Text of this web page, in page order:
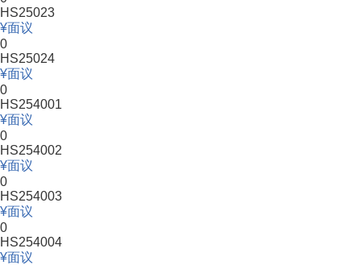
HS25023
面议
0
HS25024
面议
0
HS254001
面议
0
HS254002
面议
0
HS254003
面议
0
HS254004
面议